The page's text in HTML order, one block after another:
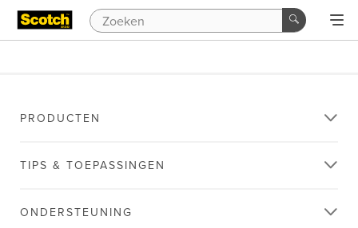
PRODUCTEN
TIPS & TOEPASSINGEN
ONDERSTEUNING